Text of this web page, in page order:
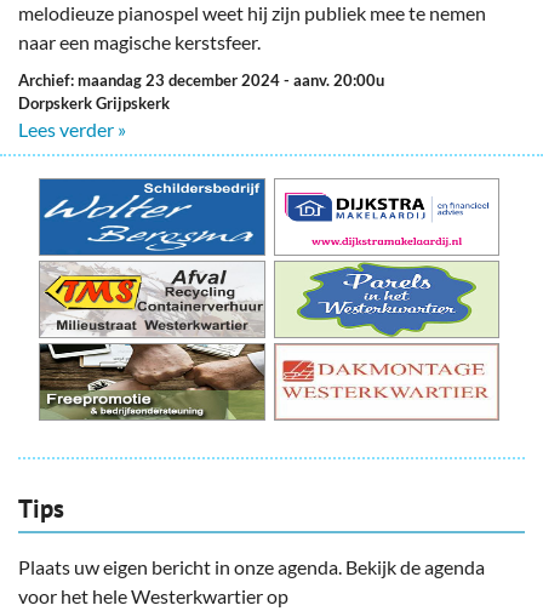
melodieuze pianospel weet hij zijn publiek mee te nemen
naar een magische kerstsfeer.
Archief: maandag 23 december 2024- aanv. 20:00u
Dorpskerk Grijpskerk
Lees verder »
Tips
Plaats uw eigen bericht in onze agenda. Bekijk de agenda
voor het hele Westerkwartier op